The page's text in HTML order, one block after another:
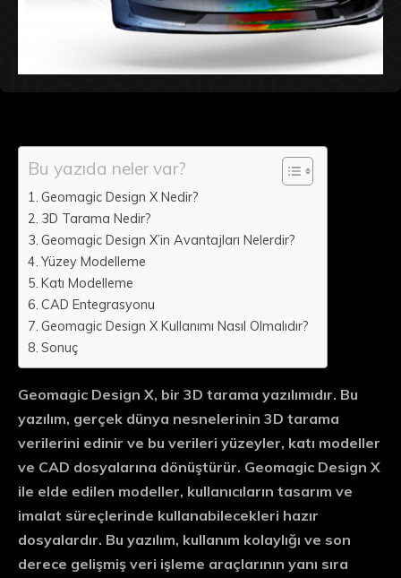
Bu yazıda neler var?
Geomagic Design X Nedir?
3D Tarama Nedir?
Geomagic Design X’in Avantajları Nelerdir?
Yüzey Modelleme
Katı Modelleme
CAD Entegrasyonu
Geomagic Design X Kullanımı Nasıl Olmalıdır?
Sonuç
Geomagic Design X, bir 3D tarama yazılımıdır. Bu
yazılım, gerçek dünya nesnelerinin 3D tarama
verilerini edinir ve bu verileri yüzeyler, katı modeller
ve CAD dosyalarına dönüştürür. Geomagic Design X
ile elde edilen modeller, kullanıcıların tasarım ve
imalat süreçlerinde kullanabilecekleri hazır
dosyalardır. Bu yazılım, kullanım kolaylığı ve son
derece gelişmiş veri işleme araçlarının yanı sıra